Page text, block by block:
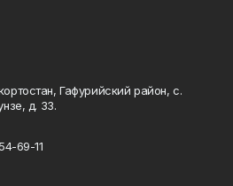
Гафурийский район, с.
д. 33.
69-11